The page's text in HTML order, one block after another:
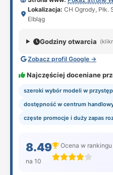
Lokalizacja: CH Ogrody, Płk.
Elbląg
Godziny otwarcia
Zobacz profil Google →
Najczęściej doceniane
szeroki wybór modeli w
dostępność w centrum
częste promocje i duży zapas
8.49
na 10
Ocena w rankingu